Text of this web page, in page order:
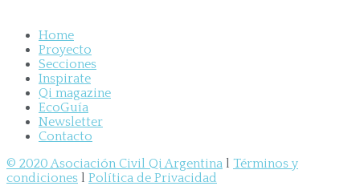
Home
Proyecto
Secciones
Inspirate
Qi magazine
EcoGuía
Newsletter
Contacto
© 2020 Asociación Civil Qi Argentina l Términos y
condiciones l Política de Privacidad